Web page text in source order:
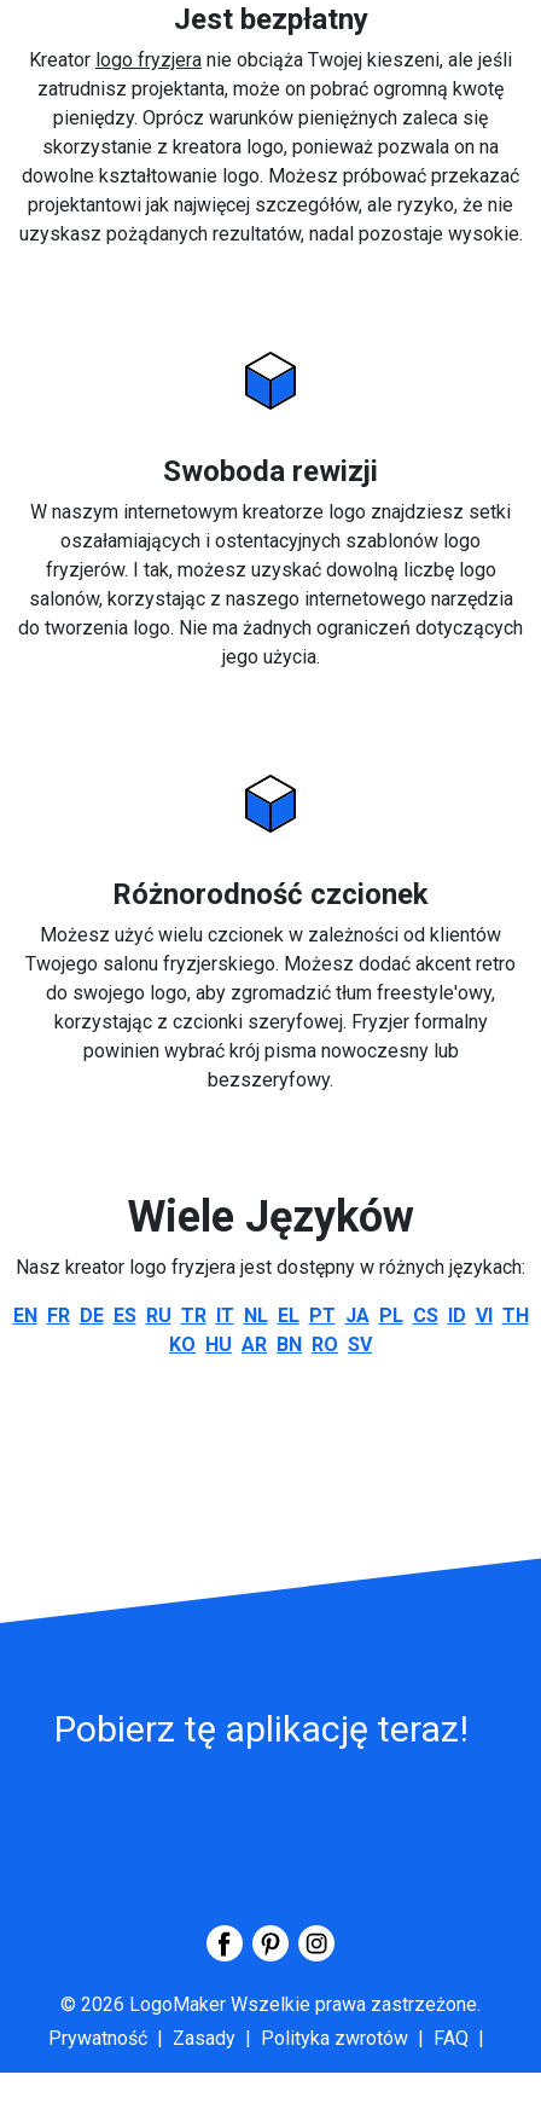
Jest bezpłatny
Kreator logo fryzjera nie obciąża Twojej kieszeni, ale jeśli
zatrudnisz projektanta, może on pobrać ogromną kwotę
pieniędzy. Oprócz warunków pieniężnych zaleca się
skorzystanie z kreatora logo, ponieważ pozwala on na
dowolne kształtowanie logo. Możesz próbować przekazać
projektantowi jak najwięcej szczegółów, ale ryzyko, że nie
uzyskasz pożądanych rezultatów, nadal pozostaje wysokie.
Swoboda rewizji
W naszym internetowym kreatorze logo znajdziesz setki
oszałamiających i ostentacyjnych szablonów logo
fryzjerów. I tak, możesz uzyskać dowolną liczbę logo
salonów, korzystając z naszego internetowego narzędzia
do tworzenia logo. Nie ma żadnych ograniczeń dotyczących
jego użycia.
Różnorodność czcionek
Możesz użyć wielu czcionek w zależności od klientów
Twojego salonu fryzjerskiego. Możesz dodać akcent retro
do swojego logo, aby zgromadzić tłum freestyle'owy,
korzystając z czcionki szeryfowej. Fryzjer formalny
powinien wybrać krój pisma nowoczesny lub
bezszeryfowy.
Wiele Języków
Nasz kreator logo fryzjera jest dostępny w różnych językach:
EN FR DE ES RU TR IT NL EL PT JA PL CS ID VI TH
KO HU AR BN RO SV
Pobierz tę aplikację teraz!
© 2026 LogoMaker Wszelkie prawa zastrzeżone.
Prywatność | Zasady | Polityka zwrotów | FAQ |